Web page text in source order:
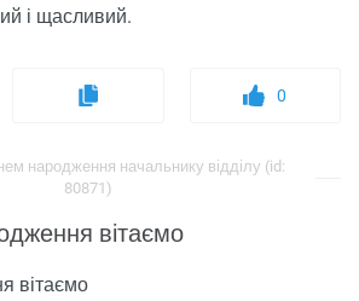
і щасливий.
0
​​народження начальнику відділу (id:
80871)
вітаємо
вітаємо